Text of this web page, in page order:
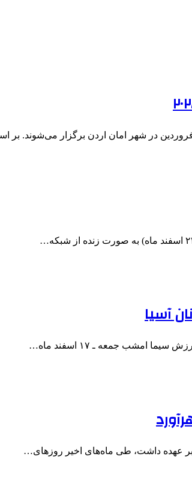
در شهر امان اردن برگزار می‌شوند. بر
آسیا
امشب جمعه ـ ۱۷ اسفند ماه…
بر عهده داشت، طی ماه‌های اخیر روزهای…